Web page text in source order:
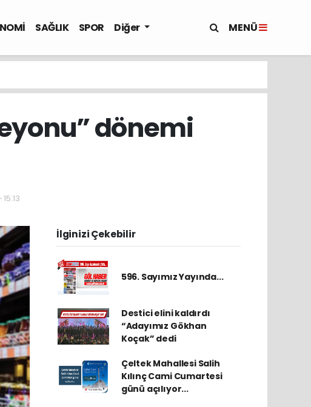
SAĞLIK SPOR Diğer MENÜ
dönemi
İlginizi Çekebilir
596. Sayımız Yayında...
Destici elini kaldırdı
“Adayımız Gökhan
Koçak” dedi
Çeltek Mahallesi Salih
Kılınç Cami Cumartesi
günü açılıyor...